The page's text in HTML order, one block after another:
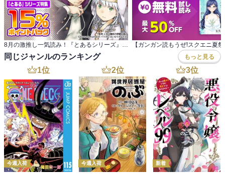
同じジャンルのランキング もっと見る
1位
今週入荷
2位
今週入荷
3位
新着